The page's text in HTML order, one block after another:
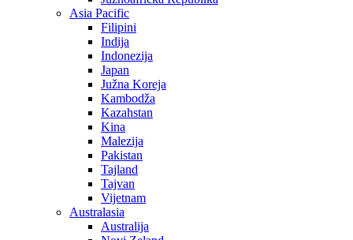
Asia Pacific
Filipini
Indija
Indonezija
Japan
Južna Koreja
Kambodža
Kazahstan
Kina
Malezija
Pakistan
Tajland
Tajvan
Vijetnam
Australasia
Australija